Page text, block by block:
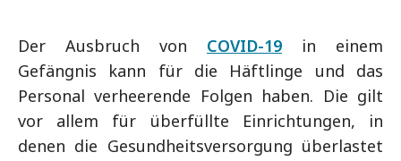
Der Ausbruch von COVID-19 in einem
Gefängnis kann für die Häftlinge und das
Personal verheerende Folgen haben. Die gilt
vor allem für überfüllte Einrichtungen, in
denen die Gesundheitsversorgung überlastet